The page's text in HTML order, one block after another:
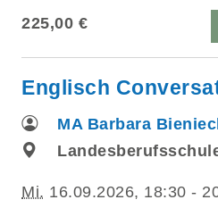
225,00 €
Englisch
MA Barbara
Mi. 16.09.2026, 18:30 -